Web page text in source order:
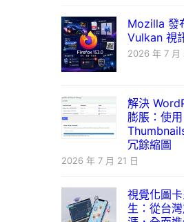
Mozilla 發
Vulkan 視
2026 年 7 月
解決
膨脹：使
冗餘縮圖
2026 年 7 月 21 日
視覺化圖
生：從台